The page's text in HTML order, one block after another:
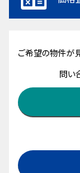
ご希望の物件が
問い